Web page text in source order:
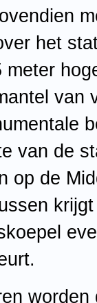
het
meter
van
van de
op de